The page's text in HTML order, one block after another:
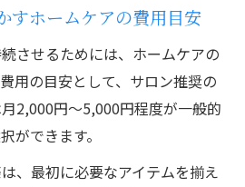
すホームケアの費用目安
させるためには、ホームケアの
用の目安として、サロン推奨の
2,000円〜5,000円程度が一般的
ができます。
、最初に必要なアイテムを揃え